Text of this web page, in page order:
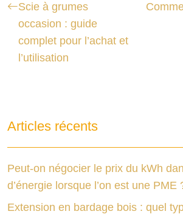
Scie à grumes
occasion : guide
complet pour l’achat et
l’utilisation
Articles récents
Peut-on négocier le prix du kWh
d’énergie lorsque l’on est une PME
Extension en bardage bois : quel